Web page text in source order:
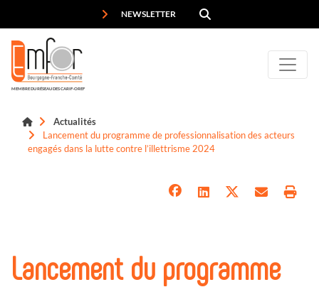
NEWSLETTER
MEMBRE DU RÉSEAU DES CARIF-OREF
Actualités
Lancement du programme de professionnalisation des acteurs
engagés dans la lutte contre l’illettrisme 2024
Lancement du programme
Panneau de gestion des cookies